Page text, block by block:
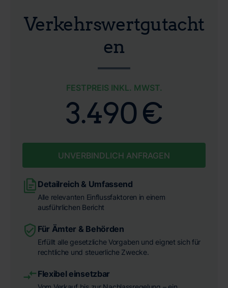
Verkehrswertgutacht
en
FESTPREIS INKL. MWST.
3.490 €
UNVERBINDLICH ANFRAGEN
Detailreich & Umfassend
Alle relevanten Einflussfaktoren in einem
ausführlichen Bericht
Für Ämter & Behörden
Erfüllt alle gesetzliche Vorgaben und eignet sich für
rechtliche und steuerliche Zwecke.
Flexibel einsetzbar